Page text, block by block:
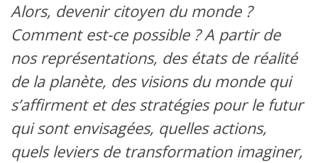
Alors, devenir citoyen du monde ?
Comment est-ce possible ? A partir de
nos représentations, des états de réalité
de la planète, des visions du monde qui
s’affirment et des stratégies pour le futur
qui sont envisagées, quelles actions,
quels leviers de transformation imaginer,